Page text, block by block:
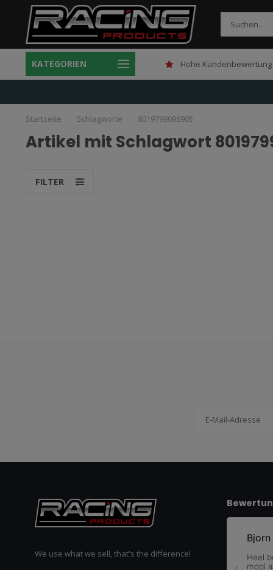
KATEGORIEN
Gratis verzending boven 150,- Hohe Kundenbewertung
Startseite Schlagworte 8019799096905
Artikel mit Schlagwort
FILTER
We use what we sell, that's the difference!